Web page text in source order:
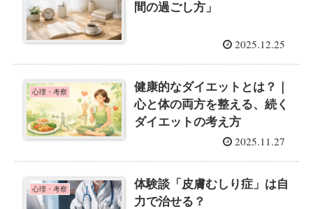
間の過ごし方」
2025.12.25
心理・考察
健康的なダイエットとは？｜
心と体の両方を整える、続く
ダイエットの考え方
2025.11.27
心理・考察
体験談「皮膚むしり症」は自
力で治せる？